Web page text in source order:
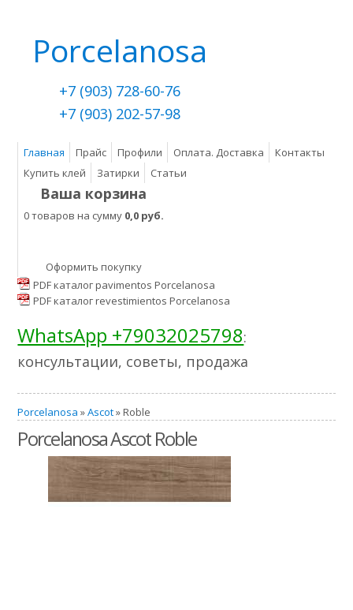
Porcelanosa
+7 (903) 728-60-76
+7 (903) 202-57-98
Главная Прайс Профили Оплата. Доставка
Контакты
Купить клей
Затирки Статьи
Ваша корзина
0 товаров на сумму 0,0 руб.
Оформить покупку
PDF каталог pavimentos Porcelanosa
PDF каталог revestimientos Porcelanosa
WhatsApp +79032025798:
консультации, советы, продажа
Porcelanosa »Ascot» Roble
Porcelanosa Ascot Roble